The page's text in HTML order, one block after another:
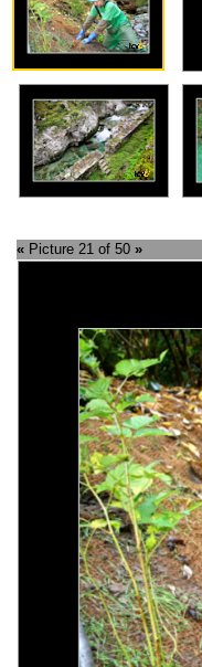
« Picture 21 of 50 »